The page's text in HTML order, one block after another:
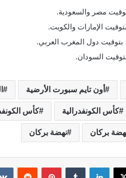
مصر والسعودية.
الإمارات والكويت.
بتوقيت دول المغرب العربي.
السودان.
أون تايم سبورت الأرضية
كأس الكونفدرالية كأس
بركان نهضة بركان
‫X لينكدإن بينتيريست